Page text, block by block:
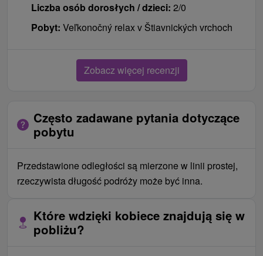
Liczba osób dorosłych / dzieci: 2/0
Pobyt: Veľkonočný relax v Štiavnických vrchoch
Zobacz więcej recenzji
Często zadawane pytania dotyczące
pobytu
Przedstawione odległości są mierzone w linii prostej,
rzeczywista długość podróży może być inna.
Które wdzięki kobiece znajdują się w
pobliżu?